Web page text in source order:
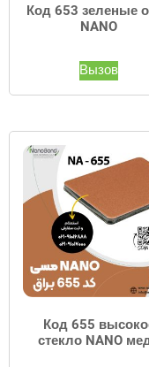
Код 653 зеленые
NANO
Вызов
Код 655
стекло NANO